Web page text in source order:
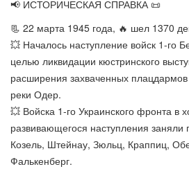
📢 ИСТОРИЧЕСКАЯ СПРАВКА 📜
📃 22 марта 1945 года, 🔥 шел 1370
💥 Началось наступление войск 1-го
целью ликвидации кюстринского
расширения захваченных
реки Одер.
💥 Войска 1-го Украинского фронта в
развивающегося наступления заняли
Козель, Штейнау, Зюльц, Краппиц,
Фалькенберг.